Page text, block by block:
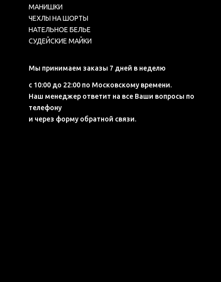
МАНИШКИ
ЧЕХЛЫ НА ШОРТЫ
НАТЕЛЬНОЕ БЕЛЬЕ
СУДЕЙСКИЕ МАЙКИ
Мы принимаем заказы 7 дней в неделю
с 10:00 до 22:00 по Московскому времени.
Наш менеджер ответит на все Ваши вопросы по
телефону
и через форму обратной связи.